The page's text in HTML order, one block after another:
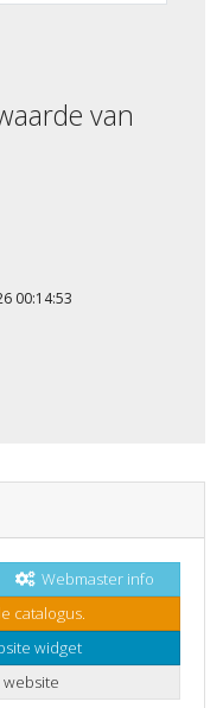
van
00:14:53
Webmaster info
catalogus.
widget